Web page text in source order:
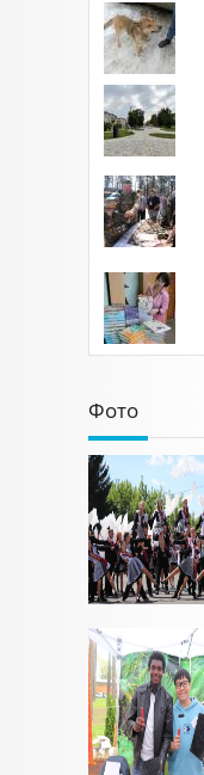
Фото